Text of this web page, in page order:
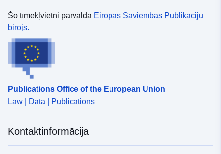
Šo tīmekļvietni pārvalda Eiropas Savienības Publikāciju
birojs.
Publications Office of the European Union
Law | Data | Publications
Kontaktinformācija